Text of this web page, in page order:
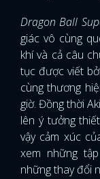
Dragon Ball
giác vô cùng
khí và cả câu
tục được viết
cùng thương
giờ. Đồng thời
lên ý tưởng
vậy cảm xúc
xem những
những thay đổi